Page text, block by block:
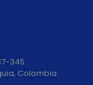
345
Colombia.